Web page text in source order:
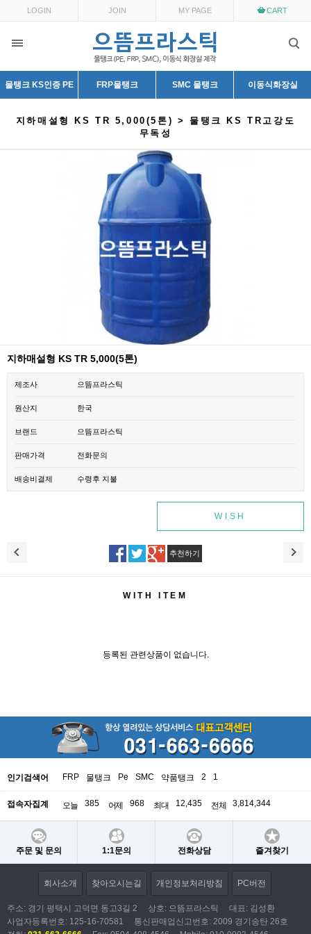
LOGIN JOIN MY PAGE CART
물탱크 KS인증 PE FRP물탱크 SMC 물탱크 이동식화장실
지하매설형 KS TR 5,000(5톤) > 물탱크 KS TR고강도
무독성
지하매설형 KS TR 5,000(5톤)
제조사 으뜸프라스틱
원산지 한국
브랜드 으뜸프라스틱
판매가격 전화문의
배송비결제 수령후 지불
WISH
추천하기
WITH ITEM
등록된 관련상품이 없습니다.
인기검색어 FRP 물탱크 Pe SMC 약품탱크 2 1
접속자집계 오늘 385 어제 968 최대 12,435 전체 3,814,344
주문 및 문의 1:1문의 전화상담 즐겨찾기
회사소개 찾아오시는길 개인정보처리방침 PC버전
주소: 경기 평택시 고덕면 동고3길 2 상호: 으뜸프라스틱
대표: 김성환
사업자등록번호: 125-16-70581
통신판매업신고번호: 2009 경기송탄 26호